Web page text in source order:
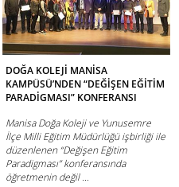
DOĞA KOLEJİ MANİSA
KAMPÜSÜ’NDEN “DEĞİŞEN EĞİTİM
PARADİGMASI” KONFERANSI
Manisa Doğa Koleji ve Yunusemre
İlçe Milli Eğitim Müdürlüğü işbirliği ile
düzenlenen “Değişen Eğitim
Paradigması” konferansında
öğretmenin değil ...